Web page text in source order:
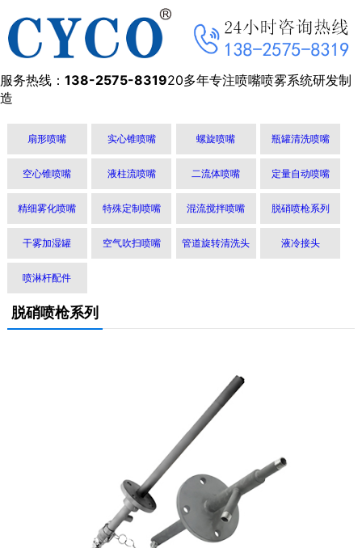
服务热线： 138-2575-831920多年专注喷嘴喷雾系统研发制
造
扇形喷嘴 实心锥喷嘴 螺旋喷嘴 瓶罐清洗喷嘴
空心锥喷嘴 液柱流喷嘴 二流体喷嘴 定量自动喷嘴
精细雾化喷嘴 特殊定制喷嘴 混流搅拌喷嘴 脱硝喷枪系列
干雾加湿罐 空气吹扫喷嘴 管道旋转清洗头 液冷接头
喷淋杆配件
脱硝喷枪系列